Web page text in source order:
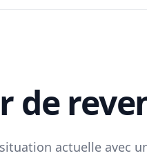
de
actuelle avec